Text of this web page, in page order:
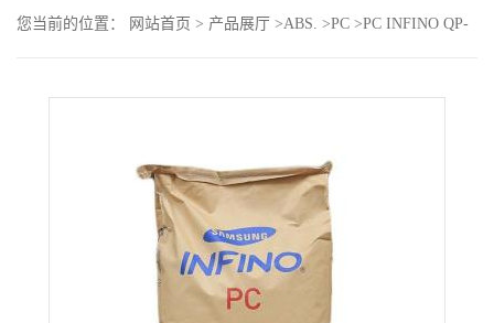
公
您当前的位置： 网站首页 > 产品展厅 >ABS. >PC >PC INFINO QP-